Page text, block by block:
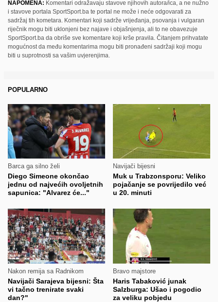
NAPOMENA: Komentari odražavaju stavove njihovih autora/ica, a ne nužno
i stavove portala SportSport.ba te portal ne može i neće odgovarati za
sadržaj tih kometara. Komentari koji sadrže vrijeđanja, psovanja i vulgaran
riječnik mogu biti uklonjeni bez najave i objašnjenja, ali to ne obavezuje
SportSport.ba da obriše sve komentare koji krše pravila. Čitanjem prihvatate
mogućnost da među komentarima mogu biti pronađeni sadržaji koji mogu
biti u suprotnosti sa vašim uvjerenjima.
POPULARNO
Barca ga silno želi
Diego Simeone okončao
jednu od najvećih ovoljetnih
sapunica: "Alvarez će..."
Navijači bijesni
Muk u Trabzonsporu: Veliko
pojačanje se povrijedilo već
u 20. minuti
Nakon remija sa Radnikom
Navijači Sarajeva bijesni: Šta
vi tačno trenirate svaki
dan?"
Bravo majstore
Haris Tabaković junak
Salzburga: Ušao i pogodio
za veliku pobjedu